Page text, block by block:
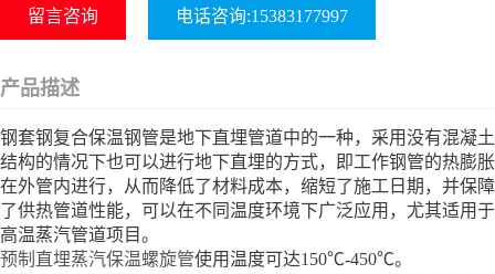
留言咨询 电话咨询:15383177997
产品描述
钢套钢复合保温钢管是地下直埋管道中的一种，采用没有混凝土
结构的情况下也可以进行地下直埋的方式，即工作钢管的热膨胀
在外管内进行，从而降低了材料成本，缩短了施工日期，并保障
了供热管道性能，可以在不同温度环境下广泛应用，尤其适用于
高温蒸汽管道项目。
预制直埋蒸汽保温螺旋管使用温度可达150℃-450℃。